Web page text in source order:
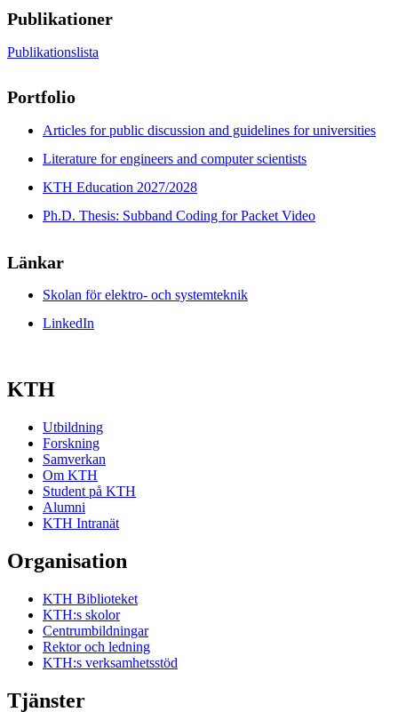
Publikationer
Publikationslista
Portfolio
Articles for public discussion and guidelines for universities
Literature for engineers and computer scientists
KTH Education 2027/2028
Ph.D. Thesis: Subband Coding for Packet Video
Länkar
Skolan för elektro- och systemteknik
LinkedIn
KTH
Utbildning
Forskning
Samverkan
Om KTH
Student på KTH
Alumni
KTH Intranät
Organisation
KTH Biblioteket
KTH:s skolor
Centrumbildningar
Rektor och ledning
KTH:s verksamhetsstöd
Tjänster